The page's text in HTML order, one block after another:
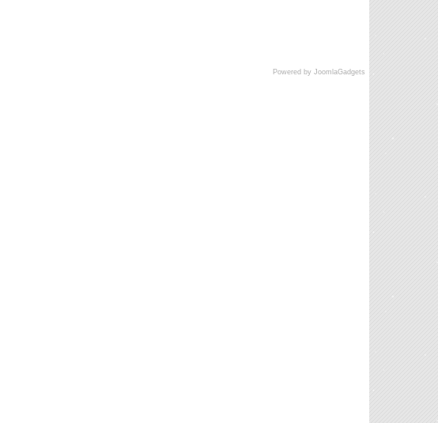
Powered by JoomlaGadgets